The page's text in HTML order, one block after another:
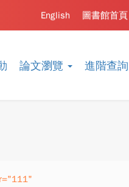
論文瀏覽 進階查詢
圖書館首頁
English